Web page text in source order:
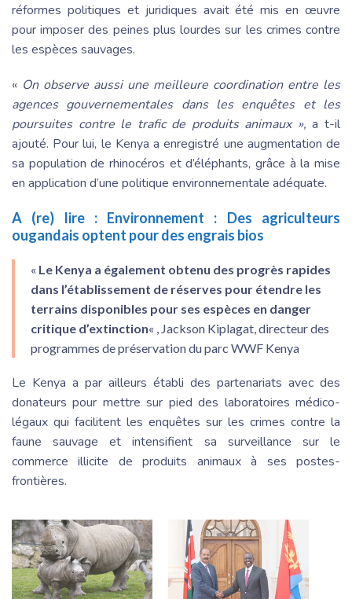
réformes politiques et juridiques avait été mis en œuvre
pour imposer des peines plus lourdes sur les crimes contre
les espèces sauvages.
« On observe aussi une meilleure coordination entre les
agences gouvernementales dans les enquêtes et les
poursuites contre le trafic de produits animaux », a t-il
ajouté. Pour lui, le Kenya a enregistré une augmentation de
sa population de rhinocéros et d’éléphants, grâce à la mise
en application d’une politique environnementale adéquate.
A (re) lire : Environnement : Des agriculteurs
ougandais optent pour des engrais bios
« Le Kenya a également obtenu des progrès rapides
dans l’établissement de réserves pour étendre les
terrains disponibles pour ses espèces en danger
critique d’extinction« , Jackson Kiplagat, directeur des
programmes de préservation du parc WWF Kenya
Le Kenya a par ailleurs établi des partenariats avec des
donateurs pour mettre sur pied des laboratoires médico-
légaux qui facilitent les enquêtes sur les crimes contre la
faune sauvage et intensifient sa surveillance sur le
commerce illicite de produits animaux à ses postes-
frontières.